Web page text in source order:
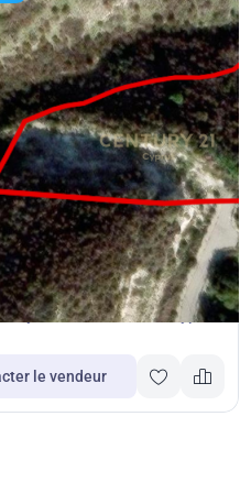
Tychonas, Limassol, Chypre
le vendeur